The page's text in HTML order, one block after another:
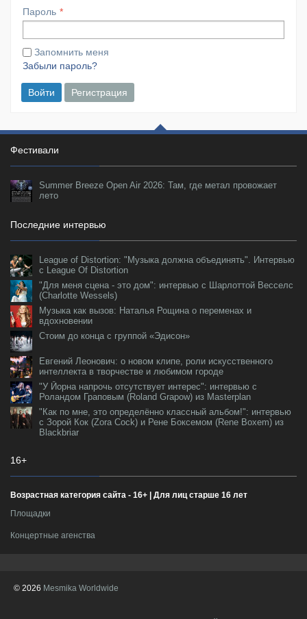
Пароль
Запомнить меня
Забыли пароль?
Войти Регистрация
Фестивали
Summer Breeze Open Air 2026: Там, где метал провожает
лето
Последние интервью
League of Distortion: "Музыка должна объединять". Интервью
с League Of Distortion
"Для меня сцена - это дом": интервью с Шарлоттой Весселс
(Charlotte Wessels)
Музыка как вызов: Наталья Рощина о переменах и
вдохновении
Стоим до конца с группой «Эдисон»
Евгений Леонович: о новом клипе, роли искусственного
интеллекта в творчестве и любимом городе
"У Йорна напрочь отсутствует интерес": интервью с
Роландом Граповым (Roland Grapow) из Masterplan
"Как по мне, это определённо классный альбом!": интервью
с Зорой Кок (Zora Cock) и Рене Боксемом (Rene Boxem) из
Blackbriar
16+
Возрастная категория сайта - 16+ | Для лиц старше 16 лет
Площадки
Концертные агенства
© 2026 Mesmika Worldwide